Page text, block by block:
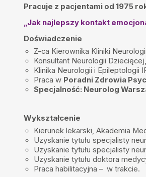
Najlepszy lekarz na jakiego tylko
w dalszą stronę leczenia. Polecam z
Bdb.
Kowalska Wiola•2025-09-15
Polecam Pana dr. Tomasza Kmieć. Syn
neurologa posiadającego kompetencje
do pacjenta.
Aleksandra Mazur•2025-08-02
Polecam wizytę u dr Tomasz Kmiecia.
holistycznie podchodzi do przypadku,
nowych testów diagnostycznych i
Anna•2025-07-04
Pracuje z pacjentami od 1975
„Jak najlepszy kontakt
Doświadczenie
Z-ca Kierownika Kliniki
Konsultant Neurologii Dziecięcej,
Klinika Neurologii i Epileptologii
Praca w Poradni Zdrowia
Specjalność: Neurolog
Wykształcenie
Kierunek lekarski, Akademia
Uzyskanie tytułu specjalisty
Uzyskanie tytułu specjalisty
Uzyskanie tytułu doktora
Praca habilitacyjna – w trakcie.